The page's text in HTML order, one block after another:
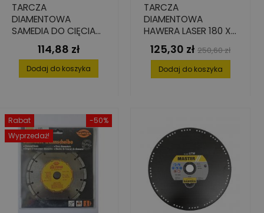
TARCZA
DIAMENTOWA
SAMEDIA DO CIĘCIA
LAMINATÓW, 125 MM
X 22.23 MM, SEG. 38 X
Cena
114,88 zł
Dodaj do koszyka
TARCZA
DIAMENTOWA
HAWERA LASER 180 X
22,2 X 2,4 MM
Cena
125,30 zł Cena
podstawowa
250,60 zł
Dodaj do koszyka
-50%
Rabat
Wyprzedaż!